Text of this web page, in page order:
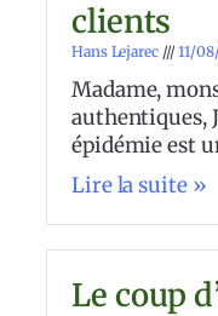
clients
Hans Lejarec 11/
Madame,
authentiques,
épidémie est
Lire la suite »
Le coup